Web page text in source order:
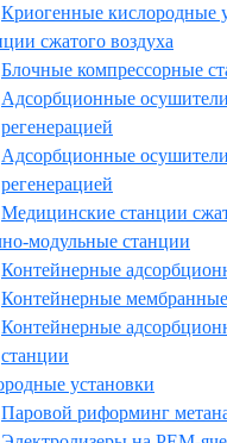
Криогенные кислородные
сжатого воздуха
Блочные компрессорные
Адсорбционные
регенерацией
Адсорбционные
регенерацией
Медицинские станции
модульные станции
Контейнерные
Контейнерные
Контейнерные
станции
установки
Паровой риформинг